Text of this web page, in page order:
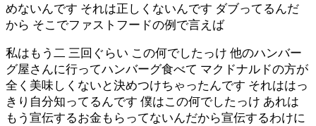
めないんです それは正しくないんです ダブってるんだ
から そこでファストフードの例で言えば
私はもう二 三回ぐらい この何でしたっけ 他のハンバー
グ屋さんに行ってハンバーグ食べて マクドナルドの方が
全く美味しくないと決めつけちゃったんです それははっ
きり自分知ってるんです 僕はこの何でしたっけ あれは
もう宣伝するお金もらってないんだから宣伝するわけに